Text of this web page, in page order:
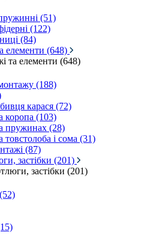
(51)
(122)
(84)
елементи (648)
та елементи (648)
(188)
карася (72)
коропа (103)
пружинах (28)
і сома (31)
(87)
застібки (201)
застібки (201)